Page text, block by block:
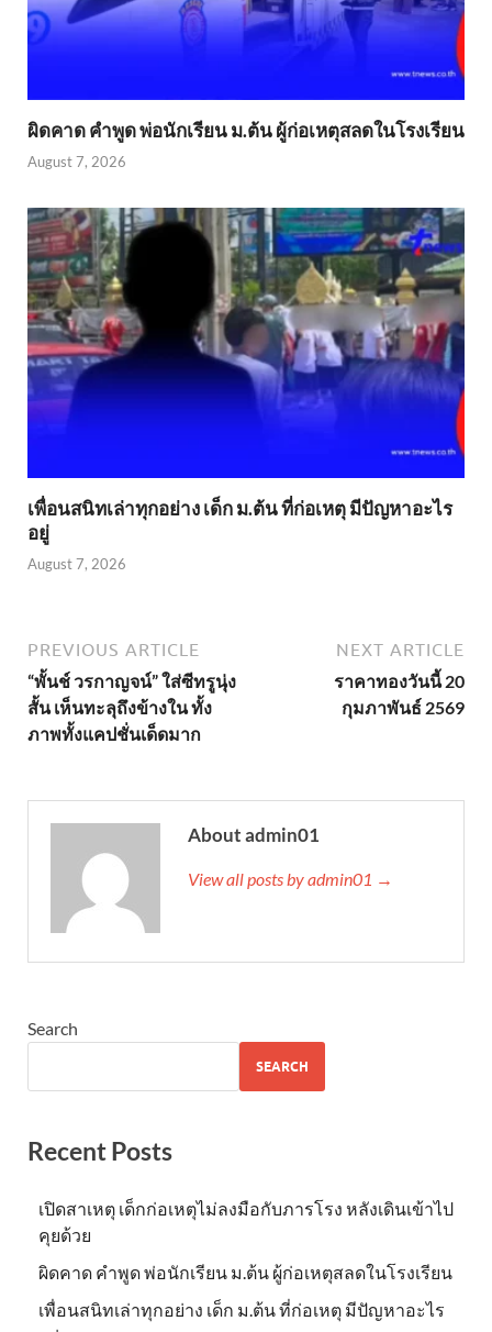
ผิดคาด คำพูด พ่อนักเรียน ม.ต้น ผู้ก่อเหตุสลดในโรงเรียน
August 7, 2026
เพื่อนสนิทเล่าทุกอย่าง เด็ก ม.ต้น ที่ก่อเหตุ มีปัญหาอะไร
อยู่
August 7, 2026
PREVIOUS ARTICLE
“พั้นช์ วรกาญจน์” ใส่ซีทรูนุ่ง
สั้น เห็นทะลุถึงข้างใน ทั้ง
ภาพทั้งแคปชั่นเด็ดมาก
NEXT ARTICLE
ราคาทองวันนี้ 20
กุมภาพันธ์ 2569
About admin01
View all posts by admin01 →
Search
SEARCH
Recent Posts
เปิดสาเหตุ เด็กก่อเหตุไม่ลงมือกับภารโรง หลังเดินเข้าไป
คุยด้วย
ผิดคาด คำพูด พ่อนักเรียน ม.ต้น ผู้ก่อเหตุสลดในโรงเรียน
เพื่อนสนิทเล่าทุกอย่าง เด็ก ม.ต้น ที่ก่อเหตุ มีปัญหาอะไร